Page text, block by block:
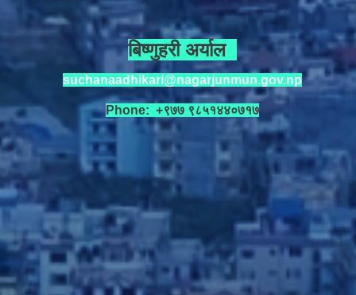
बिष्णुहरी अर्याल
suchanaadhikari@nagarjunmun.gov.np
Phone: +९७७ ९८५१४४०७१७